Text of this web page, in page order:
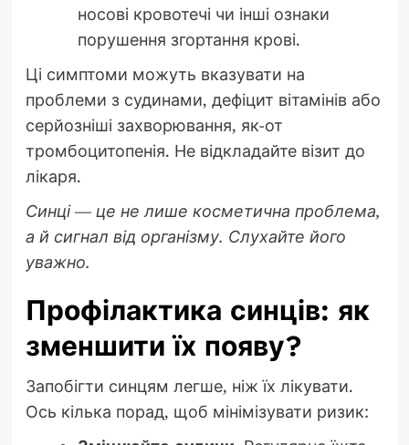
носові кровотечі чи інші ознаки
порушення згортання крові.
Ці симптоми можуть вказувати на
проблеми з судинами, дефіцит вітамінів або
серйозніші захворювання, як-от
тромбоцитопенія. Не відкладайте візит до
лікаря.
Синці — це не лише косметична проблема,
а й сигнал від організму. Слухайте його
уважно.
Профілактика синців: як
зменшити їх появу?
Запобігти синцям легше, ніж їх лікувати.
Ось кілька порад, щоб мінімізувати ризик: